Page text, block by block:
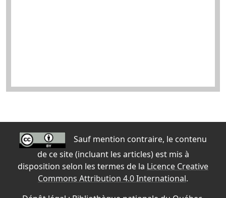
Sauf mention contraire, le contenu
de ce site (incluant les articles) est mis à
disposition selon les termes de la Licence Creative
Commons Attribution 4.0 International.